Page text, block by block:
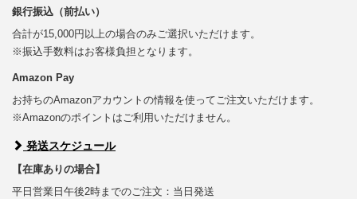
銀行振込（前払い）
合計が15,000円以上の場合のみご選択いただけます。
※振込手数料はお客様負担となります。
Amazon Pay
お持ちのAmazonアカウントの情報を使ってご注文いただけます。
※Amazonのポイントはご利用いただけません。
発送スケジュール
【在庫ありの場合】
平日営業日午後2時までのご注文：当日発送